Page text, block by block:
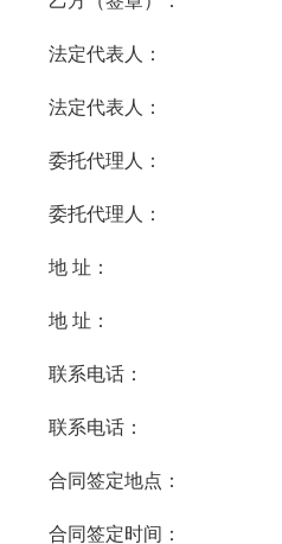
法定代表人：
法定代表人：
委托代理人：
委托代理人：
地 址：
地 址：
联系电话：
联系电话：
合同签定地点：
合同签定时间：